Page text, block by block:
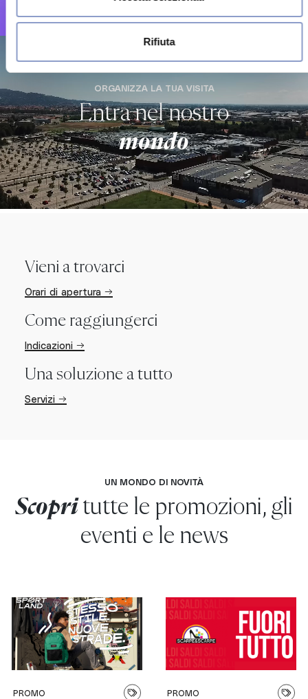
Rifiuta
ORGANIZZA LA TUA VISITA
Entra nel nostro
mondo
Vieni a trovarci
Orari di apertura →
Come raggiungerci
Indicazioni →
Una soluzione a tutto
Servizi →
UN MONDO DI NOVITÀ
Scopritutte le promozioni, gli
eventi e le news
PROMO PROMO